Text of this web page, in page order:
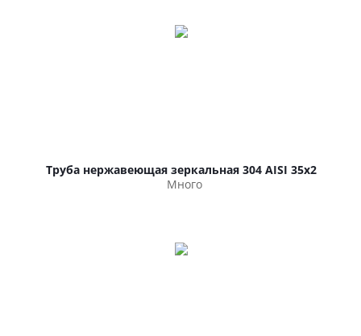
Труба нержавеющая зеркальная 304 AISI 35х2
Много